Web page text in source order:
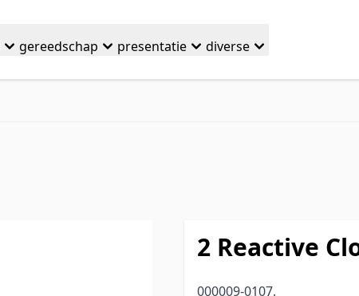
gereedschap presentatie diverse
2 Reactive
000009-0107.